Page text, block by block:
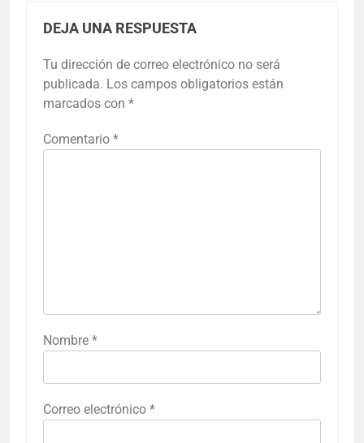
DEJA UNA RESPUESTA
Tu dirección de correo electrónico no será
publicada. Los campos obligatorios están
marcados con *
Comentario *
Nombre *
Correo electrónico *